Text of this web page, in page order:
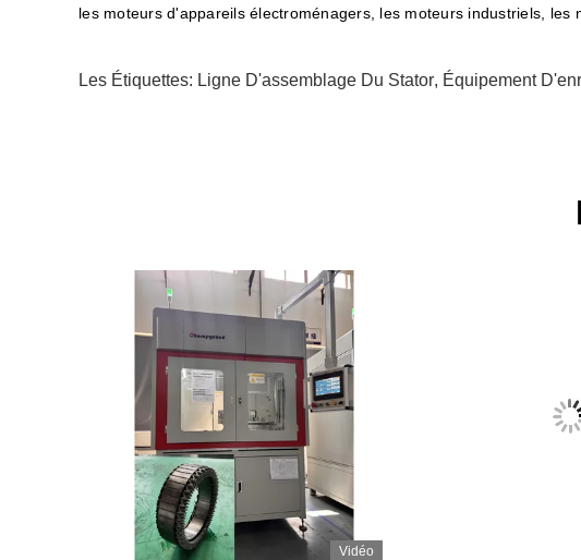
les moteurs d'appareils électroménagers, les moteurs industriels,
Les Étiquettes: Ligne D'assemblage Du Stator, Équipement
Vidéo